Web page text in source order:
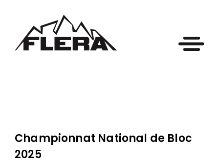
Championnat National de Bloc
2025